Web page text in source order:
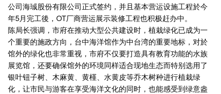
公司海珹股份有限公司正式签约，并且基本营运设施工程於今
年5月完工後，OT厂商营运展示装修工程也积极赶办中。
陈局长强调，市府在推动大型公共建设时，植栽绿化已成为一
个重要的施政方向，台中海洋馆作为中台湾的重要地标，对於
馆外的绿化也非常重视，市府不仅要打造具有教育功能的水族
展览馆，还要确保馆外的环境同样适合现地生态而特别选用了
银叶钮子树、木麻黄、黄槿、水黄皮等乔木树种进行植栽绿
化，让市民与游客在享受海洋文化的同时，也能感受到绿意盎